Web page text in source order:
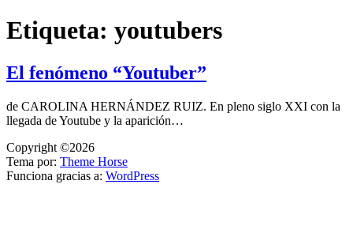
Etiqueta: youtubers
El fenómeno “Youtuber”
de CAROLINA HERNÁNDEZ RUIZ. En pleno siglo XXI con la
llegada de Youtube y la aparición…
Copyright ©2026
Tema por: Theme Horse
Funciona gracias a: WordPress